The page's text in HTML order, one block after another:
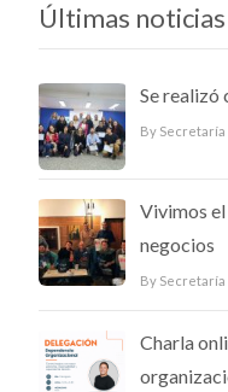
Últimas noticias
Se realizó
By Secretaría
Vivimos
negocios
By Secretaría
Charla